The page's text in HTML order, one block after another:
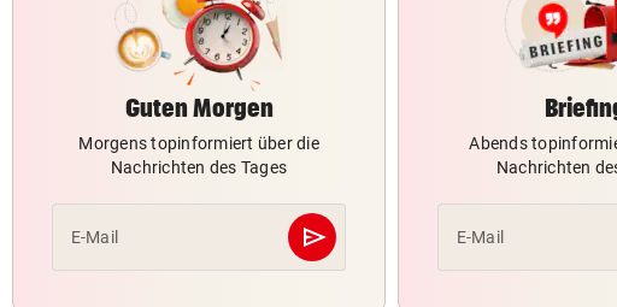
Guten Morgen
Morgens topinformiert über die
Nachrichten des Tages
E-Mail send
Abschicken
Abends
Nachrichten
E-Mail